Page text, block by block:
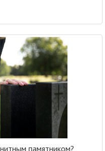
памятником?